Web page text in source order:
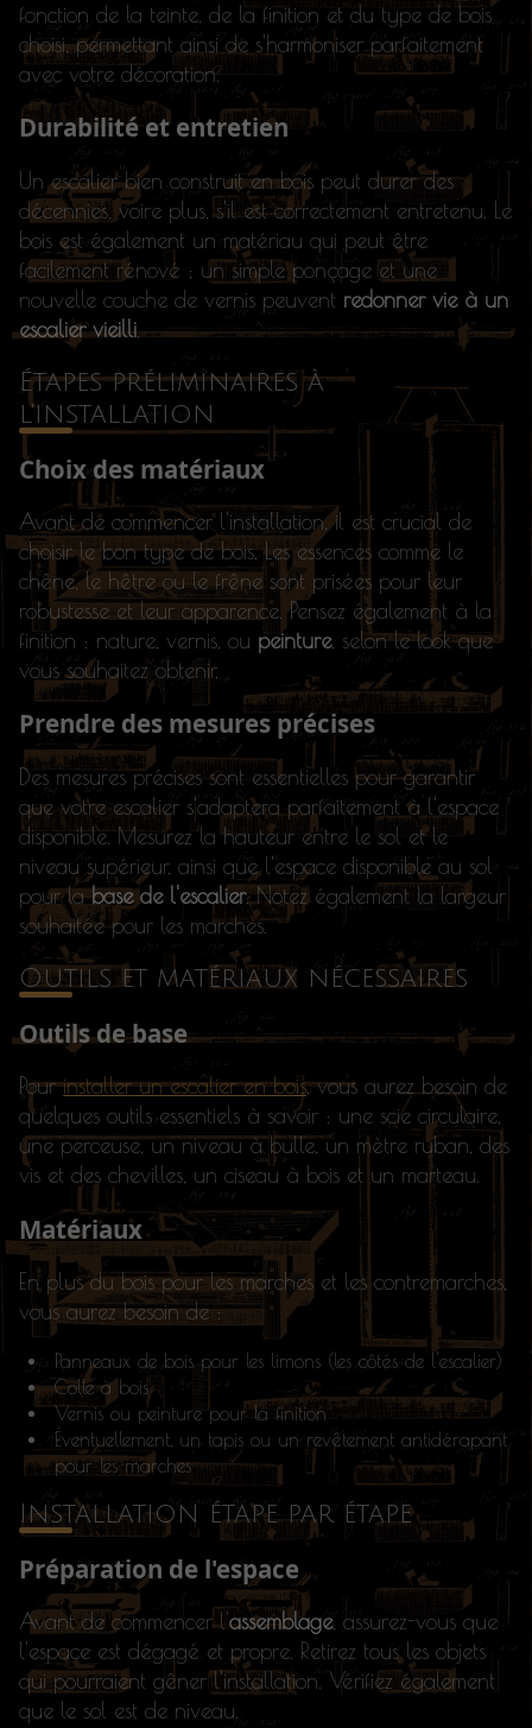
fonction de la teinte, de la finition et du type de bois
choisi, permettant ainsi de s'harmoniser parfaitement
avec votre décoration.
Durabilité et entretien
Un escalier bien construit en bois peut durer des
décennies, voire plus, s'il est correctement entretenu. Le
bois est également un matériau qui peut être
facilement rénové ; un simple ponçage et une
nouvelle couche de vernis peuvent redonner vie à un
escalier vieilli.
Étapes préliminaires à
l'installation
Choix des matériaux
Avant de commencer l'installation, il est crucial de
choisir le bon type de bois. Les essences comme le
chêne, le hêtre ou le frêne sont prisées pour leur
robustesse et leur apparence. Pensez également à la
finition : nature, vernis, ou peinture, selon le look que
vous souhaitez obtenir.
Prendre des mesures précises
Des mesures précises sont essentielles pour garantir
que votre escalier s'adaptera parfaitement à l'espace
disponible. Mesurez la hauteur entre le sol et le
niveau supérieur, ainsi que l'espace disponible au sol
pour labase de l'escalier. Notez également la largeur
souhaitée pour les marches.
Outils et matériaux nécessaires
Outils de base
Pourinstaller un escalier en bois, vous aurez besoin de
quelques outils essentiels à savoir : une scie circulaire,
une perceuse, un niveau à bulle, un mètre ruban, des
vis et des chevilles, un ciseau à bois et un marteau.
Matériaux
En plus du bois pour les marches et les contremarches,
vous aurez besoin de :
Panneaux de bois pour les limons (les côtés de l'escalier)
Colle à bois
Vernis ou peinture pour la finition
Éventuellement, un tapis ou un revêtement antidérapant
pour les marches
Installation étape par étape
Préparation de l'espace
Avant de commencer l'assemblage, assurez-vous que
l'espace est dégagé et propre. Retirez tous les objets
qui pourraient gêner l'installation. Vérifiez également
que le sol est de niveau.